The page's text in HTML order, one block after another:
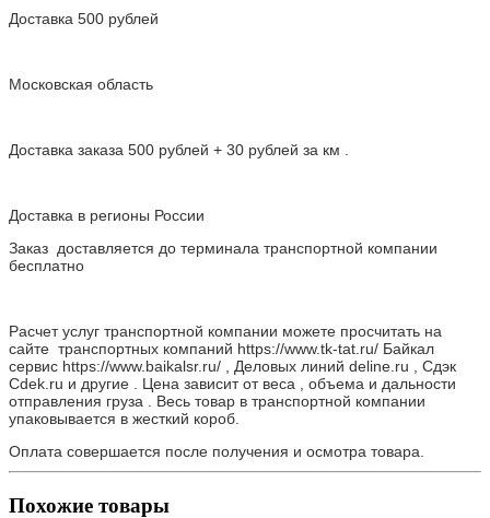
Доставка 500 рублей
Московская область
Доставка заказа 500 рублей + 30 рублей за км .
Доставка в регионы России
Заказ доставляется до терминала транспортной компании
бесплатно
Расчет услуг транспортной компании можете просчитать на
сайте транспортных компаний https://www.tk-tat.ru/ Байкал
сервис https://www.baikalsr.ru/ , Деловых линий deline.ru , Сдэк
Cdek.ru и другие . Цена зависит от веса , объема и дальности
отправления груза . Весь товар в транспортной компании
упаковывается в жесткий короб.
Оплата совершается после получения и осмотра товара.
Похожие товары